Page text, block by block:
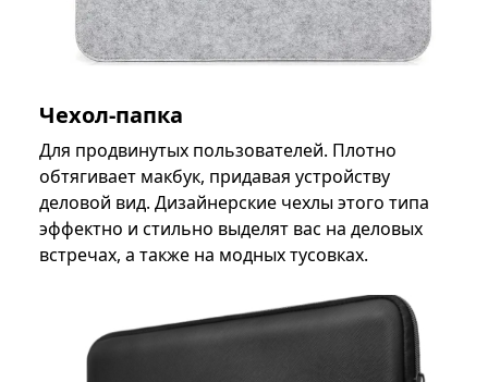
Чехол-папка
Для продвинутых пользователей. Плотно
обтягивает макбук, придавая устройству
деловой вид. Дизайнерские чехлы этого типа
эффектно и стильно выделят вас на деловых
встречах, а также на модных тусовках.